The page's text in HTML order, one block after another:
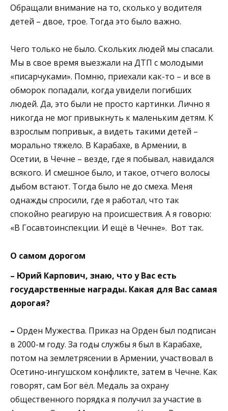
Обращали внимание на то, сколько у водителя
детей – двое, трое. Тогда это было важно.
Чего только не было. Скольких людей мы спасали.
Мы в свое время выезжали на ДТП с молодыми
«писарчуками». Помню, приехали как-то – и все в
обморок попадали, когда увидели погибших
людей. Да, это были не просто картинки. Лично я
никогда не мог привыкнуть к маленьким детям. К
взрослым попривык, а видеть такими детей –
морально тяжело. В Карабахе, в Армении, в
Осетии, в Чечне – везде, где я побывал, навидался
всякого. И смешное было, и такое, отчего волосы
дыбом встают. Тогда было не до смеха. Меня
однажды спросили, где я работал, что так
спокойно реагирую на происшествия. А я говорю:
«В Госавтоинспекции. И ещё в Чечне». Вот так.
О самом дорогом
– Юрий Карпович, знаю, что у Вас есть
государственные награды. Какая для Вас самая
дорогая?
– Орден Мужества. Приказ на Орден был подписан
в 2000-м году. За годы службы я был в Карабахе,
потом на землетрясении в Армении, участвовал в
Осетино-ингушском конфликте, затем в Чечне. Как
говорят, сам Бог вёл. Медаль за охрану
общественного порядка я получил за участие в